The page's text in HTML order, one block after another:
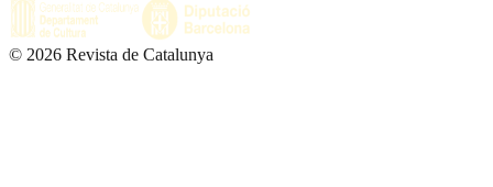
© 2026 Revista de Catalunya